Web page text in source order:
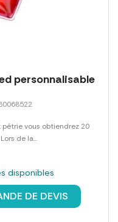
personnalisable
vous obtiendrez 20
de la...
disponibles
DE DEVIS